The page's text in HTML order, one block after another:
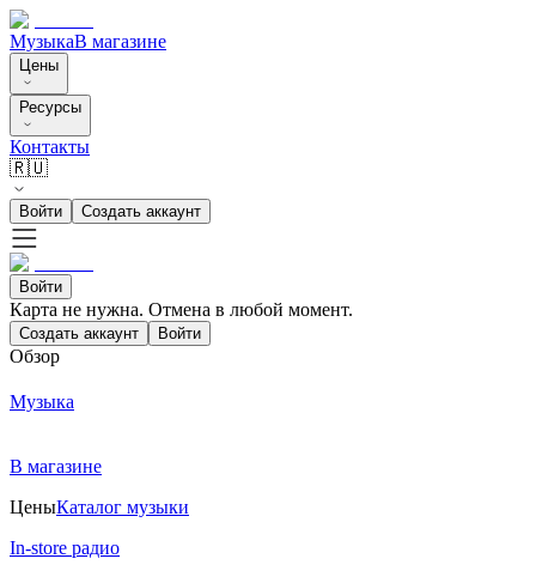
МузыкаВ магазине
Цены
Ресурсы
Контакты
🇷🇺
Войти Создать аккаунт
Войти
Карта не нужна. Отмена в любой момент.
Создать аккаунт Войти
Обзор
Музыка
В магазине
ЦеныКаталог музыки
In-store радио